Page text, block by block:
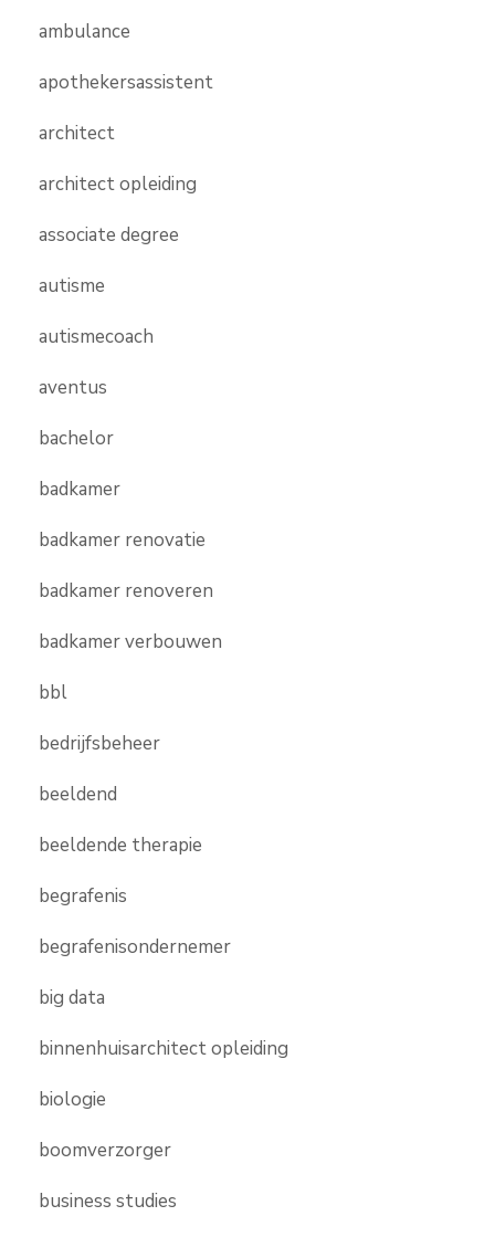
ambulance
apothekersassistent
architect
architect opleiding
associate degree
autisme
autismecoach
aventus
bachelor
badkamer
badkamer renovatie
badkamer renoveren
badkamer verbouwen
bbl
bedrijfsbeheer
beeldend
beeldende therapie
begrafenis
begrafenisondernemer
big data
binnenhuisarchitect opleiding
biologie
boomverzorger
business studies